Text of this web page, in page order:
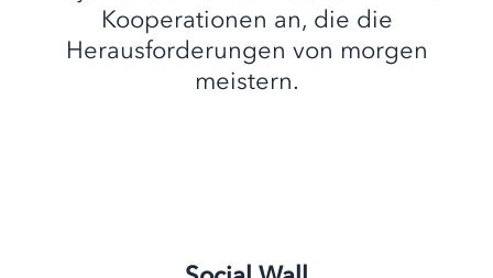
Kooperationen an, die die
Herausforderungen von morgen
meistern.